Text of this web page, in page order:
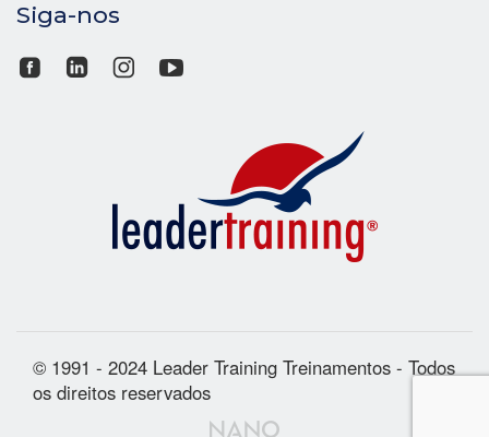
Siga-nos
© 1991 - 2024 Leader Training Treinamentos - Todos
os direitos reservados